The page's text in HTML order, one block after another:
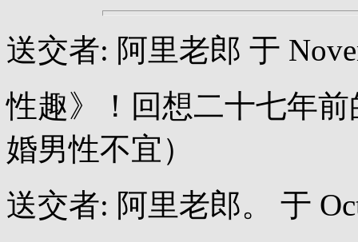
送交者: 阿里老郎 于
性趣》！回想二十七年
婚男性不宜）
送交者: 阿里老郎。 于